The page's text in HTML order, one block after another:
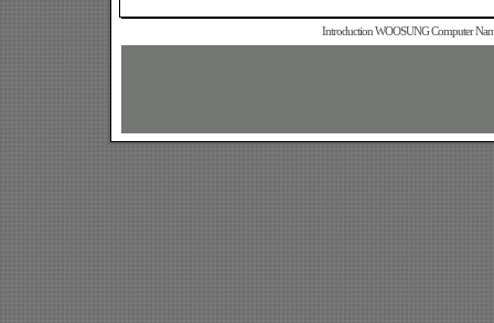
Introduction WOOSUNG Computer